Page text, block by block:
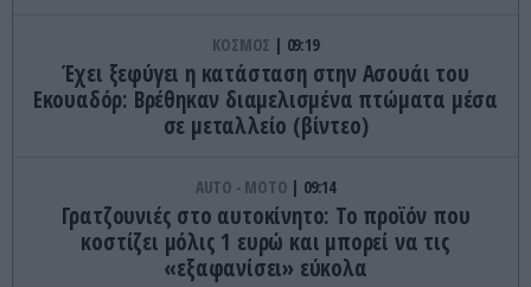
ΚΟΣΜΟΣ 09:19
Έχει ξεφύγει η κατάσταση στην Ασουάι του
Εκουαδόρ: Βρέθηκαν διαμελισμένα πτώματα μέσα
σε μεταλλείο (βίντεο)
AUTO - MOTO 09:14
Γρατζουνιές στο αυτοκίνητο: Το προϊόν που
κοστίζει μόλις 1 ευρώ και μπορεί να τις
«εξαφανίσει» εύκολα